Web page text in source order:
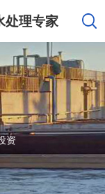
处理专家
资